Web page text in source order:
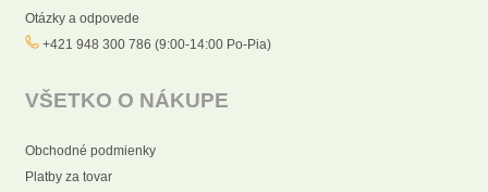
Otázky a odpovede
+421 948 300 786 (9:00-14:00 Po-Pia)
VŠETKO O NÁKUPE
Obchodné podmienky
Platby za tovar